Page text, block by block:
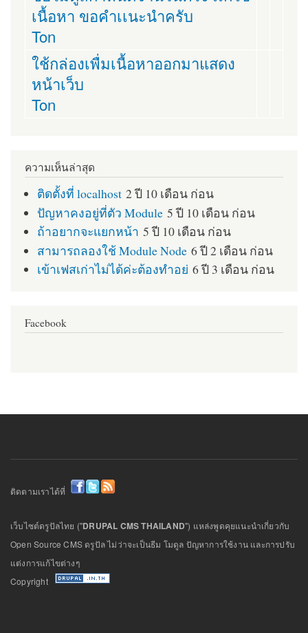
เนื้อหา ขอคำเเนะนำครับ
Ton
ใช้กล่องเพื่มเนื้อหาออกมาแสดง
หน้าเว็บ
Ton
ความเห็นล่าสุด
ติดตั้งที่ localhost 2 ปี 10 เดือน ก่อน
ปัญหาคงอยู่ที่ตัว Module 5 ปี 10 เดือน ก่อน
ถ้าอยากจะแยกหน้า 5 ปี 10 เดือน ก่อน
สามารถลองใช้ Module Node 6 ปี 2 เดือน ก่อน
เข้าเฟสเก่าไม่ได้ค่ะต้องทำอย่ 6 ปี 3 เดือน ก่อน
Facebook
ติดตามเราได้ที่
เว็บไซต์ดรูปัลไทย ("DRUPAL CMS THAILAND") แหล่งพูดคุยแนะนำเกี่ยวกับ
Open Source CMS ดรูปัล ไม่ว่าจะเป็นธีม โมดูล ปัญหาการใช้งาน และการปรับ
แต่งการแก้ไขต่างๆ
Copyright